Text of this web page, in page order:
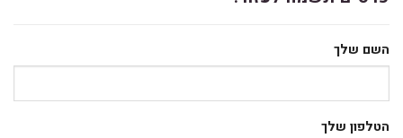
השם שלך
הטלפון שלך